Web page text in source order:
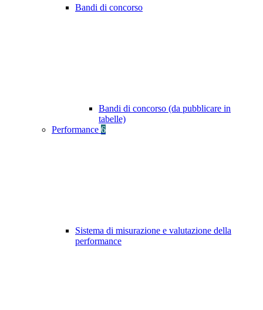
Bandi di concorso
Bandi di concorso (da pubblicare in
tabelle)
Performance 6
Sistema di misurazione e valutazione della
performance